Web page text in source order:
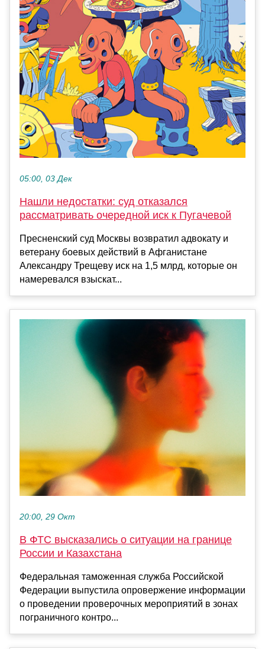
05:00, 03 Дек
Нашли недостатки: суд отказался
рассматривать очередной иск к Пугачевой
Пресненский суд Москвы возвратил адвокату и
ветерану боевых действий в Афганистане
Александру Трещеву иск на 1,5 млрд, которые он
намеревался взыскат...
20:00, 29 Окт
В ФТС высказались о ситуации на границе
России и Казахстана
Федеральная таможенная служба Российской
Федерации выпустила опровержение информации
о проведении проверочных мероприятий в зонах
пограничного контро...